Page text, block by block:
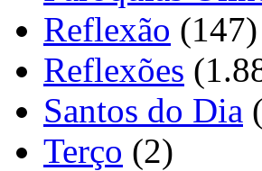
Reflexão (147)
Reflexões
Santos do Dia
Terço (2)